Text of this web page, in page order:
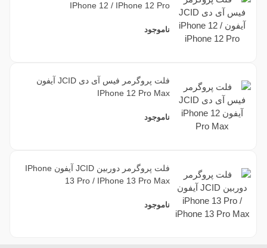
IPhone 12 / IPhone 12 Pro
ناموجود
فلت پروگرمر فیس آی دی JCID آیفون
IPhone 12 Pro Max
ناموجود
فلت پروگرمر دوربین JCID آیفون IPhone
13 Pro / IPhone 13 Pro Max
ناموجود